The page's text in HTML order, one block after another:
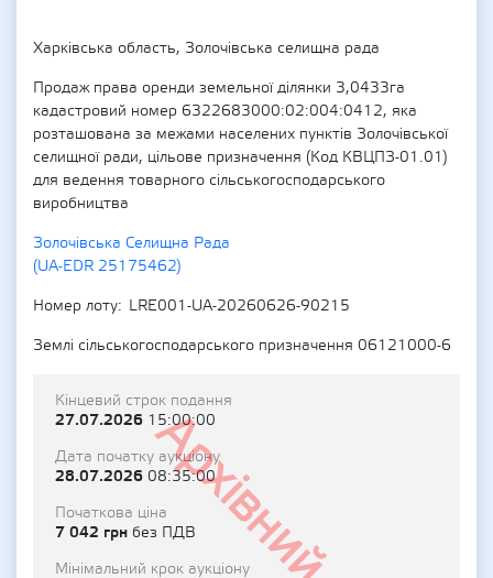
Харківська область, Золочівська селищна рада
Продаж права оренди земельної ділянки 3,0433га
кадастровий номер 6322683000:02:004:0412, яка
розташована за межами населених пунктів Золочівської
селищної ради, цільове призначення (Код КВЦПЗ-01.01)
для ведення товарного сільськогосподарського
виробництва
Золочівська Селищна Рада
(UA-EDR 25175462)
Номер лоту
LRE001-UA-20260626-90215
Землі сільськогосподарського призначення 06121000-6
Архівний
Кінцевий строк подання
27.07.2026 15:00:00
Дата початку аукціону
28.07.2026 08:35:00
Початкова ціна
7 042 грн без ПДВ
Мінімальний крок аукціону